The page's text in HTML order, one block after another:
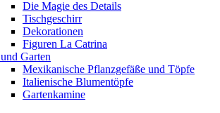
Die Magie des Details
Tischgeschirr
Dekorationen
Figuren La Catrina
Garten
Mexikanische Pflanzgefäße und Töpfe
Italienische Blumentöpfe
Gartenkamine